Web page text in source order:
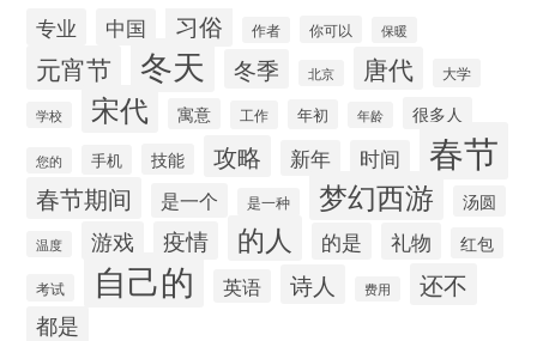
专业 中国 习俗 作者 你可以 保暖
元宵节 冬天 冬季 北京 唐代 大学
学校 宋代 寓意 工作 年初 年龄 很多人
您的 手机 技能 攻略 新年 时间 春节
春节期间 是一个 是一种 梦幻西游 汤圆
温度 游戏 疫情 的人 的是 礼物 红包
考试 自己的 英语 诗人 费用 还不
都是